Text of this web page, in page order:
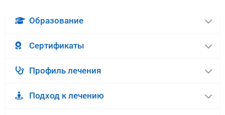
Образование
Сертификаты
Профиль лечения
Подход к лечению